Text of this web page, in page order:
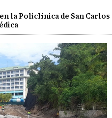
la Policlínica de San Carlos